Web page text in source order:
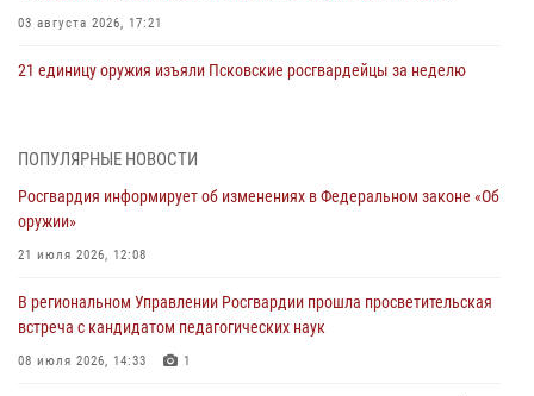
03 августа 2026, 17:21
21 единицу оружия изъяли Псковские росгвардейцы за неделю
Росгвардейцы принимают участие в обеспечении общественной
02 августа 2026, 13:28
За минувшие сутки Псковские росгвардейцы выезжали два раза на
31 июля 2026, 13:53
В Санкт-Петербурге прошел окружной этап ежегодного
ПОПУЛЯРНЫЕ НОВОСТИ
Росгвардия информирует об изменениях в Федеральном законе «Об
оружии»
21 июля 2026, 12:08
В региональном Управлении Росгвардии прошла просветительская
встреча с кандидатом педагогических наук
08 июля 2026, 14:33 1